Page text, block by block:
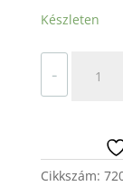
Készleten
-
Cikkszám: